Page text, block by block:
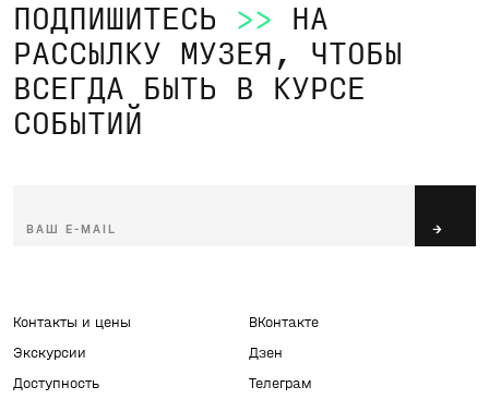
ПОДПИШИТЕСЬ >> НА
РАССЫЛКУ МУЗЕЯ, ЧТОБЫ
ВСЕГДА БЫТЬ В КУРСЕ
СОБЫТИЙ
→
Контакты и цены
Экскурсии
Доступность
ВКонтакте
Дзен
Телеграм